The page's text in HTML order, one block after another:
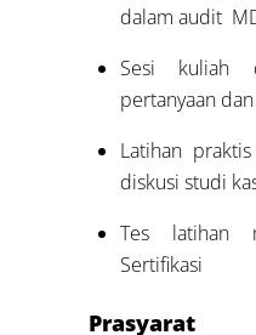
dalam audit
Sesi kuliah
pertanyaan
Latihan
diskusi studi
Tes latihan
Sertifikasi
Prasyarat